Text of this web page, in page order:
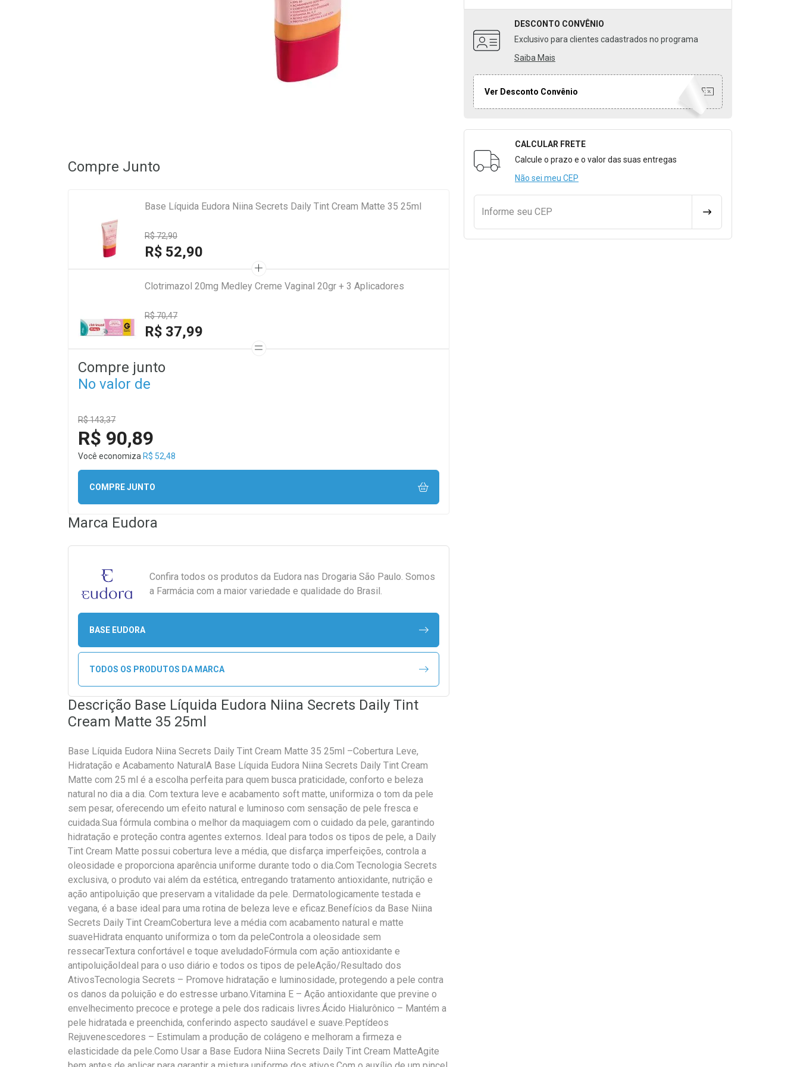
DESCONTO CONVÊNIO
Exclusivo para clientes cadastrados no programa
Saiba Mais
Ver Desconto Convênio
Formulário para Calcular o Frete
CALCULAR FRETE
Calcule o prazo e o valor das suas entregas
Não sei meu CEP
Informe seu CEP CALCULAR FRETE
Compre Junto
Base Líquida Eudora Niina Secrets Daily Tint Cream Matte 35 25ml
R$ 72,90
R$ 52,90
Clotrimazol 20mg Medley Creme Vaginal 20gr + 3 Aplicadores
R$ 70,47
R$ 37,99
Compre junto
No valor de
R$ 143,37
R$ 90,89
Você economiza R$ 52,48
COMPRE JUNTO
Marca Eudora
Confira todos os produtos da Eudora nas Drogaria São Paulo. Somos
a Farmácia com a maior variedade e qualidade do Brasil.
BASE EUDORA
TODOS OS PRODUTOS DA MARCA
Descrição Base Líquida Eudora Niina Secrets Daily Tint
Cream Matte 35 25ml
Base Líquida Eudora Niina Secrets Daily Tint Cream Matte 35 25ml –Cobertura Leve,
Hidratação e Acabamento NaturalA Base Líquida Eudora Niina Secrets Daily Tint Cream
Matte com 25 ml é a escolha perfeita para quem busca praticidade, conforto e beleza
natural no dia a dia. Com textura leve e acabamento soft matte, uniformiza o tom da pele
sem pesar, oferecendo um efeito natural e luminoso com sensação de pele fresca e
cuidada.Sua fórmula combina o melhor da maquiagem com o cuidado da pele, garantindo
hidratação e proteção contra agentes externos. Ideal para todos os tipos de pele, a Daily
Tint Cream Matte possui cobertura leve a média, que disfarça imperfeições, controla a
oleosidade e proporciona aparência uniforme durante todo o dia.Com Tecnologia Secrets
exclusiva, o produto vai além da estética, entregando tratamento antioxidante, nutrição e
ação antipoluição que preservam a vitalidade da pele. Dermatologicamente testada e
vegana, é a base ideal para uma rotina de beleza leve e eficaz.Benefícios da Base Niina
Secrets Daily Tint CreamCobertura leve a média com acabamento natural e matte
suaveHidrata enquanto uniformiza o tom da peleControla a oleosidade sem
ressecarTextura confortável e toque aveludadoFórmula com ação antioxidante e
antipoluiçãoIdeal para o uso diário e todos os tipos de peleAção/Resultado dos
AtivosTecnologia Secrets – Promove hidratação e luminosidade, protegendo a pele contra
os danos da poluição e do estresse urbano.Vitamina E – Ação antioxidante que previne o
envelhecimento precoce e protege a pele dos radicais livres.Ácido Hialurônico – Mantém a
pele hidratada e preenchida, conferindo aspecto saudável e suave.Peptídeos
Rejuvenescedores – Estimulam a produção de colágeno e melhoram a firmeza e
elasticidade da pele.Como Usar a Base Eudora Niina Secrets Daily Tint Cream MatteAgite